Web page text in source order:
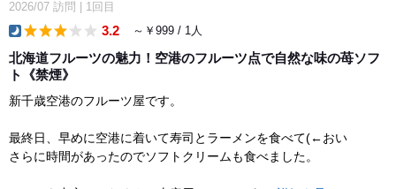
2026/07 訪問 1回目
3.2 ～￥999 / 1人
北海道フルーツの魅力！空港のフルーツ点で自然な味の苺ソフ
ト《禁煙》
新千歳空港のフルーツ屋です。
最終日、早めに空港に着いて寿司とラーメンを食べて(←おい
さらに時間があったのでソフトクリームも食べました。